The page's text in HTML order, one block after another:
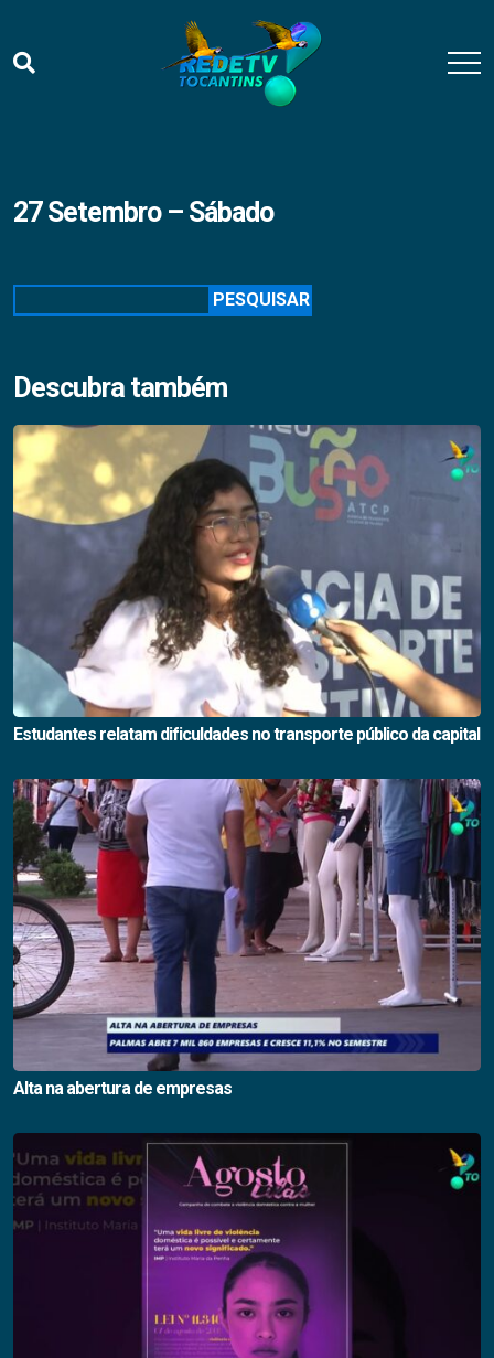
27 Setembro – Sábado
PESQUISAR
Descubra também
Estudantes relatam dificuldades no transporte público da capital
Alta na abertura de empresas